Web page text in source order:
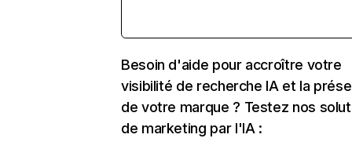
Besoin d'aide pour accroître votre
visibilité de recherche IA et la
de votre marque ? Testez nos
de marketing par l'IA :